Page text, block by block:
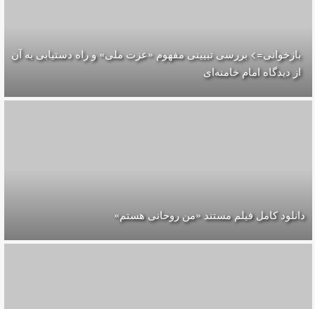
بازخوانی=> بررسی تبیینی مفهوم «عزت ملی» و راه دستیابی به آن
از دیدگاه امام خامنه‌ای
دانلود کامل فیلم مستند «من روحانی هستم»